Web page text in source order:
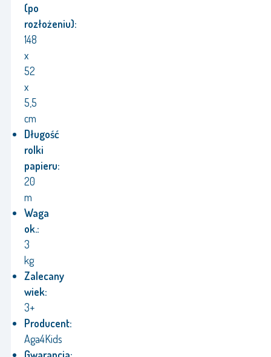
(po
rozłożeniu):
148
x
52
x
5,5
cm
Długość
rolki
papieru:
20
m
Waga
ok.:
3
kg
Zalecany
wiek:
3+
Producent:
Aga4Kids